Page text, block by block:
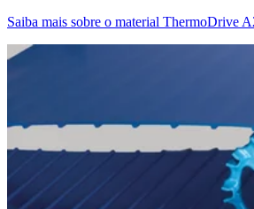
Saiba mais sobre o material ThermoDrive